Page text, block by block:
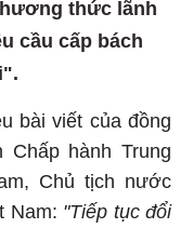
thức lãnh
cầu cấp bách
bài viết của đồng
hành Trung
Chủ tịch nước
Nam: "Tiếp tục đổi